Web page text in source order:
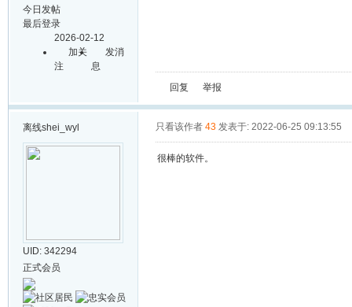
今日发帖
最后登录
2026-02-12
加关
注
发消
息
回复 举报
离线shei_wyl
UID: 342294
正式会员
只看该作者 43 发表于: 2022-06-25 09:13:55
很棒的软件。